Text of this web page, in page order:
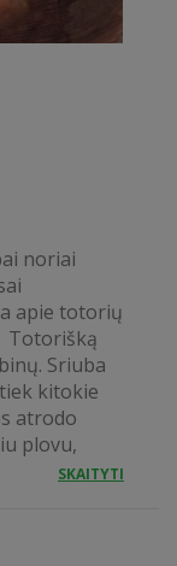
noriai
apie totorių
Totorišką
Sriuba
kitokie
atrodo
plovu,
SKAITYTI